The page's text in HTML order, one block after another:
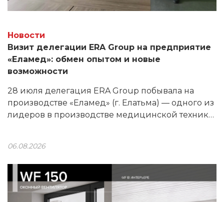
Новости
Визит делегации ERA Group на предприятие
«Еламед»: обмен опытом и новые
возможности
28 июля делегация ERA Group побывала на
производстве «Еламед» (г. Елатьма) — одного из
лидеров в производстве медицинской техники.
наименований.
06.08.2026